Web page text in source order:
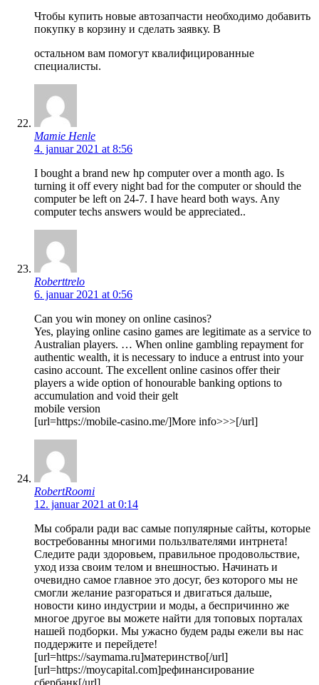
Чтобы купить новые автозапчасти необходимо добавить
покупку в корзину и сделать заявку. В
остальном вам помогут квалифицированные
специалисты.
Mamie Henle
4. januar 2021 at 8:56
I bought a brand new hp computer over a month ago. Is
turning it off every night bad for the computer or should the
computer be left on 24-7. I have heard both ways. Any
computer techs answers would be appreciated..
Roberttrelo
6. januar 2021 at 0:56
Can you win money on online casinos?
Yes, playing online casino games are legitimate as a service to
Australian players. … When online gambling repayment for
authentic wealth, it is necessary to induce a entrust into your
casino account. The excellent online casinos offer their
players a wide option of honourable banking options to
accumulation and void their gelt
mobile version
[url=https://mobile-casino.me/]More info>>>[/url]
RobertRoomi
12. januar 2021 at 0:14
Мы собрали ради вас самые популярные сайты, которые
востребованны многими пользлвателями интрнета!
Следите ради здоровьем, правильное продовольствие,
уход изза своим телом и внешностью. Начинать и
очевидно самое главное это досуг, без которого мы не
смогли желание разгораться и двигаться дальше,
новости кино индустрии и моды, а беспричинно же
многое другое вы можете найти для топовых порталах
нашей подборки. Мы ужасно будем рады ежели вы нас
поддержите и перейдете!
[url=https://saymama.ru]материнство[/url]
[url=https://moycapital.com]рефинансирование
сбербанк[/url]